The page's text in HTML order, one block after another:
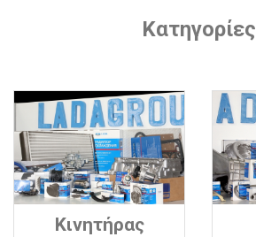
Κατηγορίες
Κινητήρας